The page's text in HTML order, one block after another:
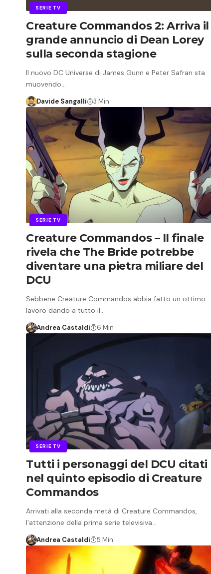
SERIE TV
Creature Commandos 2: Arriva il
grande annuncio di Dean Lorey
sulla seconda stagione
Il nuovo DC Universe di James Gunn e Peter Safran sta
muovendo…
Davide Sangalli 3 Min
SERIE TV
Creature Commandos – Il finale
rivela che The Bride potrebbe
diventare una pietra miliare del
DCU
Sebbene Creature Commandos abbia fatto un ottimo
lavoro dando a tutto il…
Andrea Castaldi 6 Min
SERIE TV
Tutti i personaggi del DCU citati
nel quinto episodio di Creature
Commandos
Arrivati alla seconda metà di Creature Commandos,
l'attenzione della prima serie televisiva…
Andrea Castaldi 5 Min